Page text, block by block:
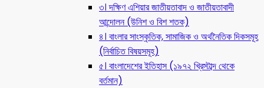
৩। দক্ষিণ এশিয়ার জাতীয়তাবাদ ও জাতীয়তাবাদী
আন্দোলন (উনিশ ও বিশ শতক)
৪। বাংলার সাংস্কৃতিক, সামাজিক ও অর্থনৈতিক দিকসমূহ
(নির্বাচিত বিষয়সমূহ)
৫। বাংলাদেশের ইতিহাস (১৯৭২ খ্রিস্টাব্দ থেকে
বর্তমান)